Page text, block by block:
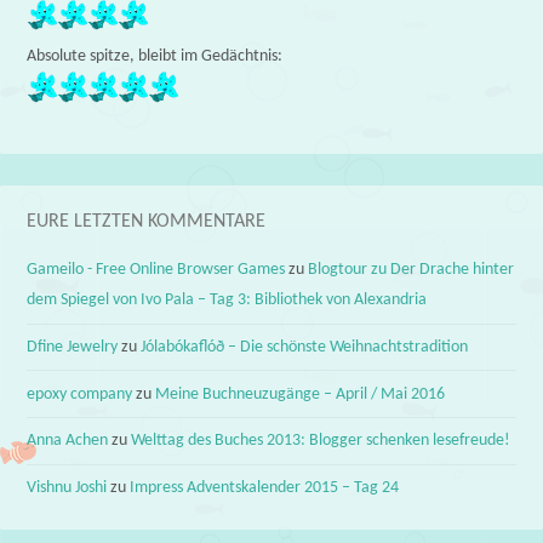
Absolute spitze, bleibt im Gedächtnis:
EURE LETZTEN KOMMENTARE
Gameilo - Free Online Browser Games zu Blogtour zu Der Drache hinter
dem Spiegel von Ivo Pala – Tag 3: Bibliothek von Alexandria
Dfine Jewelry zuJólabókaflóð – Die schönste Weihnachtstradition
epoxy company zu Meine Buchneuzugänge – April / Mai 2016
Anna Achen zuWelttag des Buches 2013: Blogger schenken lesefreude!
Vishnu Joshi zu Impress Adventskalender 2015 – Tag 24